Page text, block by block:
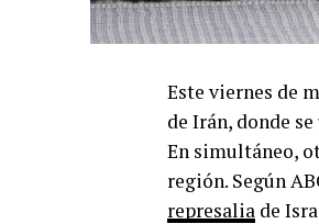
Este viernes de
de Irán, donde
En simultáneo,
región. Según
represalia de